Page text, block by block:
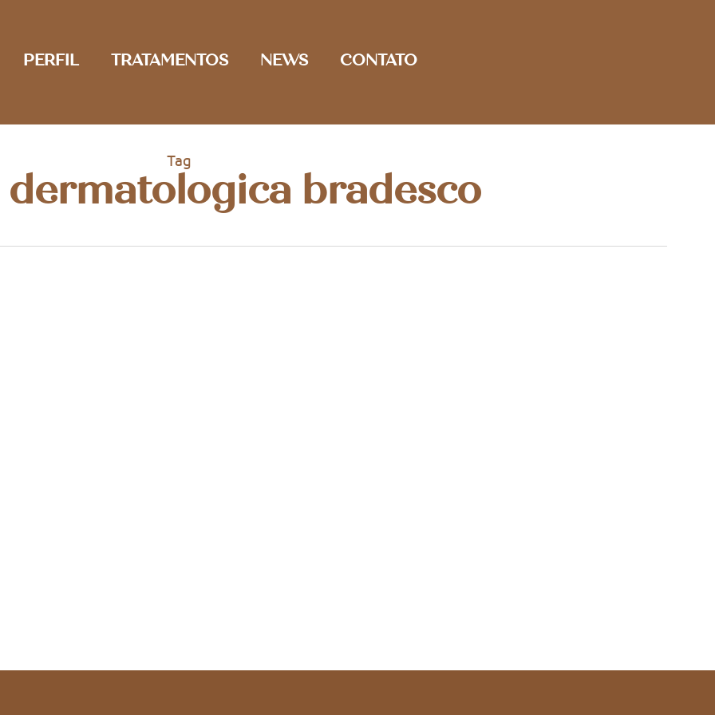
PERFIL TRATAMENTOS NEWS CONTATO
Tag
dermatologica bradesco